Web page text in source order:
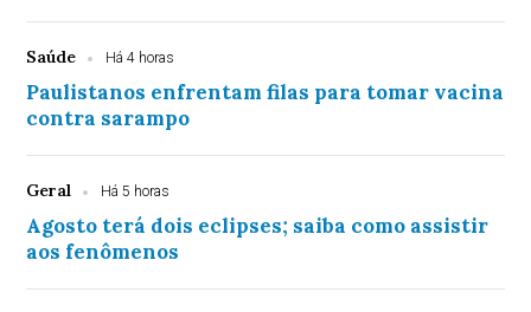
Saúde Há 4 horas
Paulistanos enfrentam filas para tomar vacina
contra sarampo
Geral Há 5 horas
Agosto terá dois eclipses; saiba como assistir
aos fenômenos